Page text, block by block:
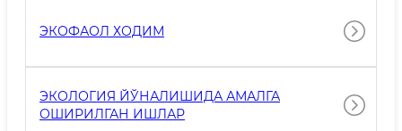
ЭКОФАОЛ ХОДИМ
ЭКОЛОГИЯ ЙЎНАЛИШИДА АМАЛГА
ОШИРИЛГАН ИШЛАР